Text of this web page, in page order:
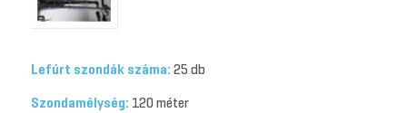
Lefúrt szondák száma: 25 db
Szondamélység: 120 méter